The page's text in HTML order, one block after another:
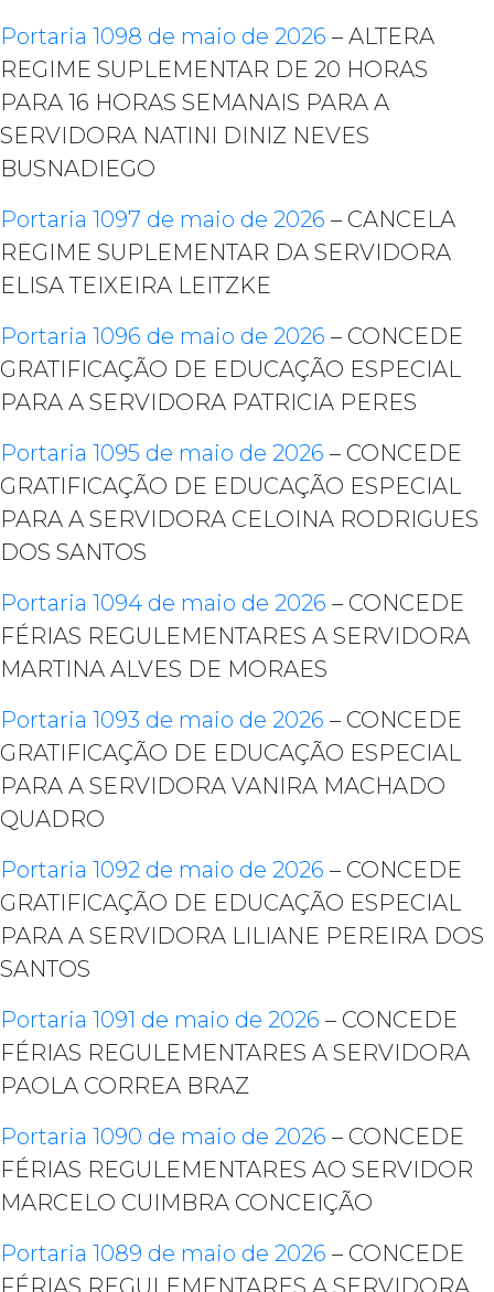
Portaria 1098 de maio de 2026 – ALTERA
REGIME SUPLEMENTAR DE 20 HORAS
PARA 16 HORAS SEMANAIS PARA A
SERVIDORA NATINI DINIZ NEVES
BUSNADIEGO
Portaria 1097 de maio de 2026 – CANCELA
REGIME SUPLEMENTAR DA SERVIDORA
ELISA TEIXEIRA LEITZKE
Portaria 1096 de maio de 2026 – CONCEDE
GRATIFICAÇÃO DE EDUCAÇÃO ESPECIAL
PARA A SERVIDORA PATRICIA PERES
Portaria 1095 de maio de 2026 – CONCEDE
GRATIFICAÇÃO DE EDUCAÇÃO ESPECIAL
PARA A SERVIDORA CELOINA RODRIGUES
DOS SANTOS
Portaria 1094 de maio de 2026 – CONCEDE
FÉRIAS REGULEMENTARES A SERVIDORA
MARTINA ALVES DE MORAES
Portaria 1093 de maio de 2026 – CONCEDE
GRATIFICAÇÃO DE EDUCAÇÃO ESPECIAL
PARA A SERVIDORA VANIRA MACHADO
QUADRO
Portaria 1092 de maio de 2026 – CONCEDE
GRATIFICAÇÃO DE EDUCAÇÃO ESPECIAL
PARA A SERVIDORA LILIANE PEREIRA DOS
SANTOS
Portaria 1091 de maio de 2026 – CONCEDE
FÉRIAS REGULEMENTARES A SERVIDORA
PAOLA CORREA BRAZ
Portaria 1090 de maio de 2026 – CONCEDE
FÉRIAS REGULEMENTARES AO SERVIDOR
MARCELO CUIMBRA CONCEIÇÃO
Portaria 1089 de maio de 2026 – CONCEDE
FÉRIAS REGULEMENTARES A SERVIDORA